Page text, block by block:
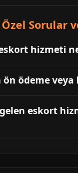
Sorular
eskort hizmeti
ön ödeme
gelen eskort